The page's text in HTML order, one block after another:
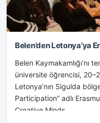
Belen’den Letonya’ya
Belen Kaymakamlığı’nı
üniversite öğrencisi,
Letonya’nın Sigulda
Participation” adlı
Creative Minds...